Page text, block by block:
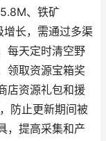
、铁矿
长，需通过多渠
每天定时清空野
领取资源宝箱奖
店资源礼包和援
防止更新期间被
，提高采集和产